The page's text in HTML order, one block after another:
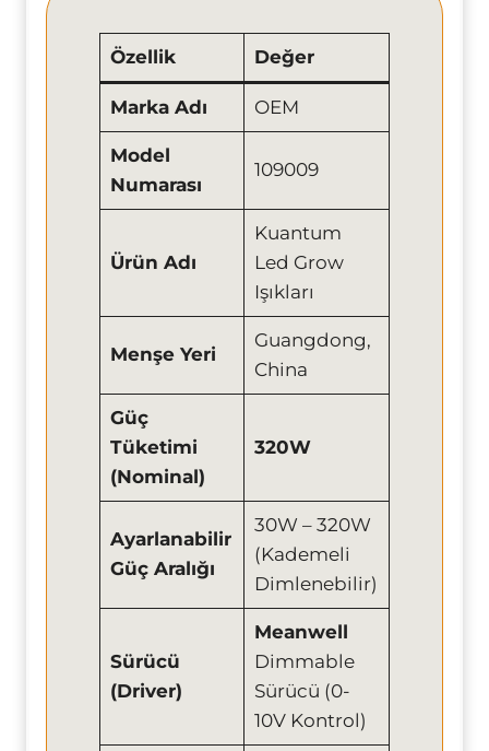
Özellik Değer
Marka Adı OEM
Model
Numarası
109009
Ürün Adı
Kuantum
Led Grow
Işıkları
Menşe Yeri
Guangdong,
China
Güç
Tüketimi
(Nominal)
320W
Ayarlanabilir
Güç Aralığı
30W – 320W
(Kademeli
Dimlenebilir)
Sürücü
(Driver)
Meanwell
Dimmable
Sürücü (0-
10V Kontrol)